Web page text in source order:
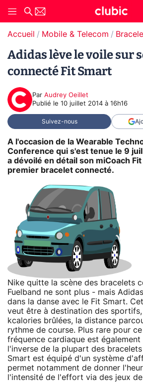
Accueil Mobile & Telecom
Adidas lève le voile sur
connecté Fit Smart
Par Audrey Oeillet
Publié le 10 juillet 2014 à 16h16
Suivez-nous
A l'occasion de la Wearable
Conference qui s'est tenue le 9
a dévoilé en détail son miCoach
premier bracelet connecté.
Nike quitte la scène des bracelets
Fuelband ne sont plus - mais
dans la danse avec le Fit Smart.
veut être à destination des
kcalories brûlées, la distance
rythme de course. Plus rare pour
fréquence cardiaque est également
l'inverse de la plupart des
Smart est équipé d'un système
permet notamment de donner
l'intensité de l'effort via des jeux